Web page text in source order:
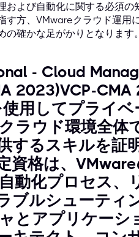
および自動化に関する必須の
方、VMwareクラウド運用
確かな足がかりとなります。
- Cloud
2023)VCP-CMA
用してプライ
ラウド環境全体
するスキルを証
資格は、
動化プロセス、
ブルシューティ
とアプリケーシ